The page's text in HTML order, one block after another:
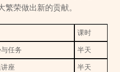
繁荣做出新的贡献。
课时
任务 半天
座 半天